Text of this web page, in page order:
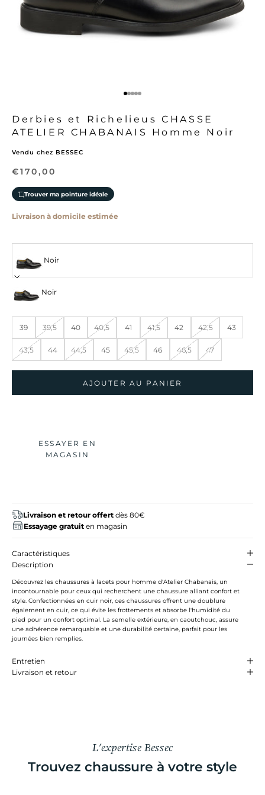
Aller à l'élément 1
Aller à l'élément 2
Aller à l'élément 3
Aller à l'élément 4
Aller à l'élément 5
Derbies et Richelieus CHASSE
ATELIER CHABANAIS Homme Noir
Vendu chez BESSEC
Prix de vente
€170,00
Trouver ma pointure idéale
Noir
Noir
39 39,5 40 40,5 41 41,5 42 42,5 43
43,5 44 44,5 45 45,5 46 46,5 47
AJOUTER AU PANIER
ESSAYER EN
MAGASIN
Livraison et retour offert dès 80€
Essayage gratuit en magasin
Caractéristiques
Description
Découvrez les chaussures à lacets pour homme d'Atelier Chabanais, un
incontournable pour ceux qui recherchent une chaussure alliant confort et
style. Confectionnées en cuir noir, ces chaussures offrent une doublure
également en cuir, ce qui évite les frottements et absorbe l'humidité du
pied pour un confort optimal. La semelle extérieure, en caoutchouc, assure
une adhérence remarquable et une durabilité certaine, parfait pour les
journées bien remplies.
Entretien
Livraison et retour
L'expertise Bessec
Trouvez chaussure à votre style